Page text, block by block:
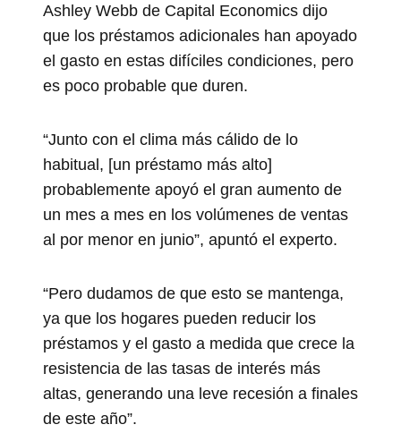
Ashley Webb de Capital Economics dijo
que los préstamos adicionales han apoyado
el gasto en estas difíciles condiciones, pero
es poco probable que duren.
“Junto con el clima más cálido de lo
habitual, [un préstamo más alto]
probablemente apoyó el gran aumento de
un mes a mes en los volúmenes de ventas
al por menor en junio”, apuntó el experto.
“Pero dudamos de que esto se mantenga,
ya que los hogares pueden reducir los
préstamos y el gasto a medida que crece la
resistencia de las tasas de interés más
altas, generando una leve recesión a finales
de este año”.